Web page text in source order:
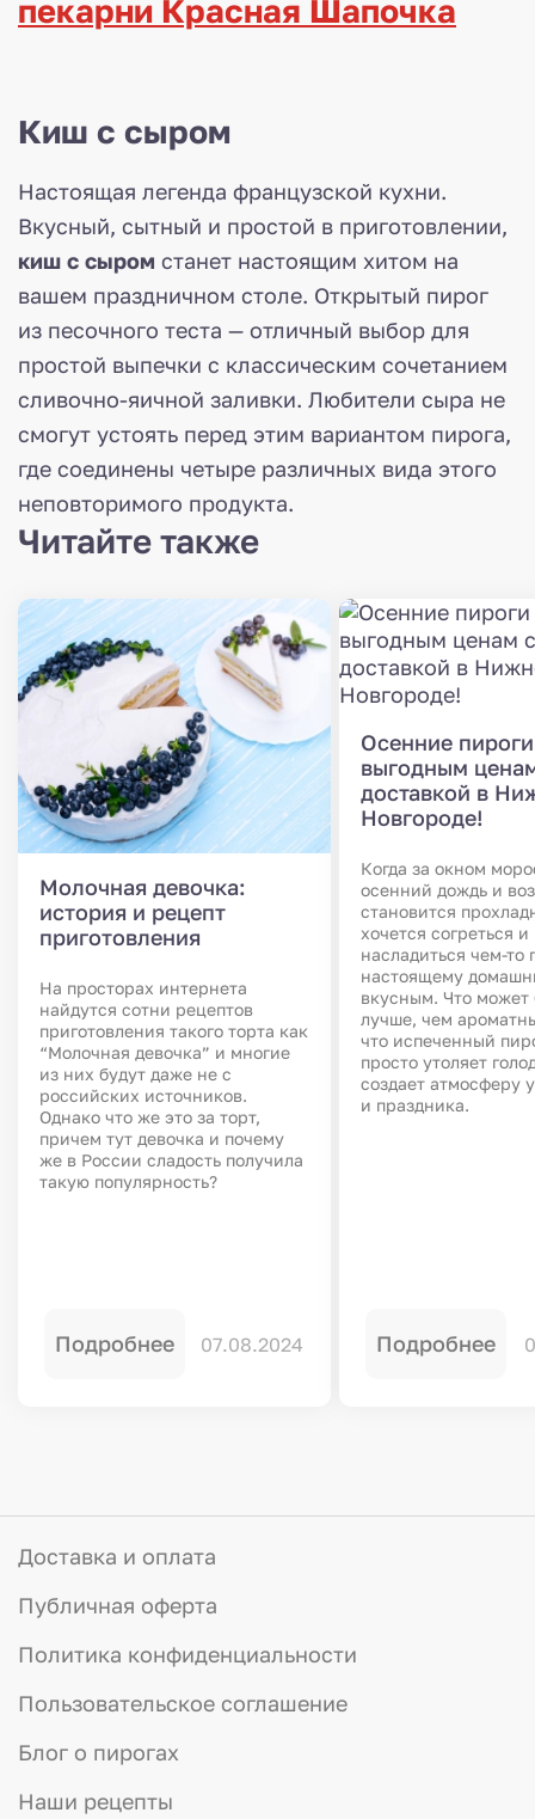
Киш с сыром
Настоящая легенда французской кухни.
Вкусный, сытный и простой в приготовлении,
киш с сыром станет настоящим хитом на
вашем праздничном столе. Открытый пирог
из песочного теста — отличный выбор для
простой выпечки с классическим сочетанием
сливочно-яичной заливки. Любители сыра не
смогут устоять перед этим вариантом пирога,
где соединены четыре различных вида этого
неповторимого продукта.
Читайте также
Молочная девочка:
история и рецепт
приготовления
На просторах интернета
найдутся сотни рецептов
приготовления такого торта как
“Молочная девочка” и многие
из них будут даже не с
российских источников.
Однако что же это за торт,
причем тут девочка и почему
же в России сладость получила
такую популярность?
Подробнее 07.08.2024
Осенние
выгодным
доставкой в
Новгороде!
Когда за окном
осенний дождь и
становится
хочется согреться и
насладиться чем-то
настоящему
вкусным. Что может
лучше, чем
что испеченный
просто утоляет
создает атмосферу
и праздника.
Подробнее
Доставка и оплата
Публичная оферта
Политика конфиденциальности
Пользовательское соглашение
Блог о пирогах
Наши рецепты